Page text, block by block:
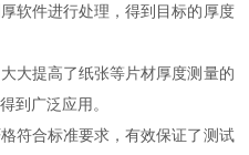
软件进行处理，得到目标的厚度
提高了纸张等片材厚度测量的
到广泛应用。
合标准要求，有效保证了测试